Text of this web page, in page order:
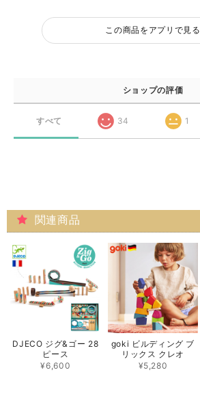
この商品をアプリで見る
ショップの評価
すべて 34 1
関連商品
DJECO ジグ&ゴー 28
ピース
¥6,600
goki ビルディング ブ
リックス クレオ
¥5,280